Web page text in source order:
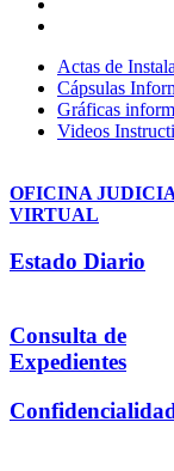
Actas de
Cápsulas
Gráficas
Videos
OFICINA
VIRTUAL
Estado Diario
Consulta de
Expedientes